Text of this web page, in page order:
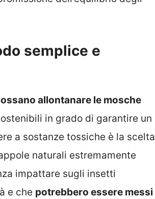
semplice e
allontanare le mosche
in grado di garantire un
a sostanze tossiche è la scelta
naturali estremamente
impattare sugli insetti
e che potrebbero essere messi